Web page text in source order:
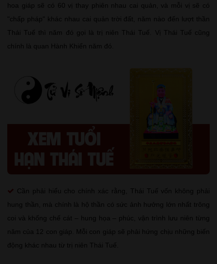
hoa giáp sẽ có 60 vị thay phiên nhau cai quản, và mỗi vị sẽ có
"chấp pháp" khác nhau cai quản trời đất, năm nào đến lượt thần
Thái Tuế thì năm đó gọi là trị niên Thái Tuế. Vị Thái Tuế cũng
chính là quan Hành Khiển năm đó.
Cần phải hiểu cho chính xác rằng, Thái Tuế vốn không phải
hung thần, mà chính là hộ thần có sức ảnh hưởng lớn nhất trông
coi và khống chế cát – hung họa – phúc, vận trình lưu niên từng
năm của 12 con giáp. Mỗi con giáp sẽ phải hứng chịu những biến
động khác nhau từ trị niên Thái Tuế.